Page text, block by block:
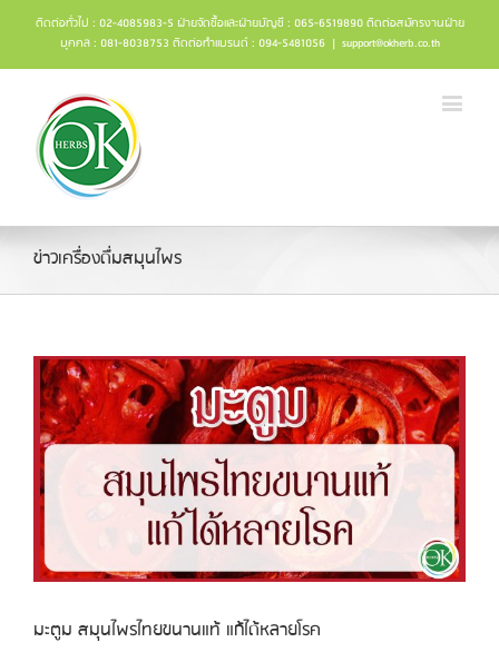
ติดต่อทั่วไป : 02-4085983-5 ฝ่ายจัดซื้อและฝ่ายบัญชี : 065-6519890 ติดต่อสมัครงานฝ่าย
บุคคล : 081-8038753 ติดต่อทำแบรนด์ : 094-5481056 | support@okherb.co.th
ข่าวเครื่องดื่มสมุนไพร
มะตูม สมุนไพรไทยขนานแท้ แก้ได้หลายโรค